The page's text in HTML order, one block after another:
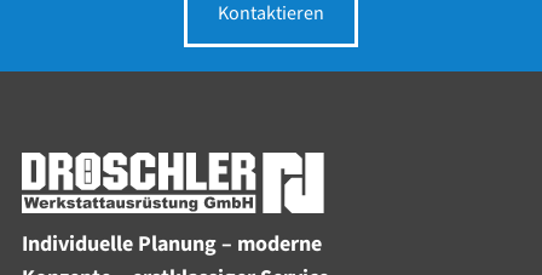
Kontaktieren
Individuelle Planung – moderne